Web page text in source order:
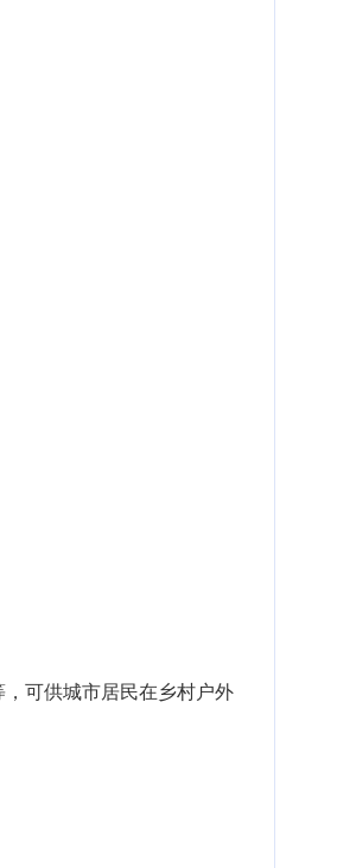
可供城市居民在乡村户外